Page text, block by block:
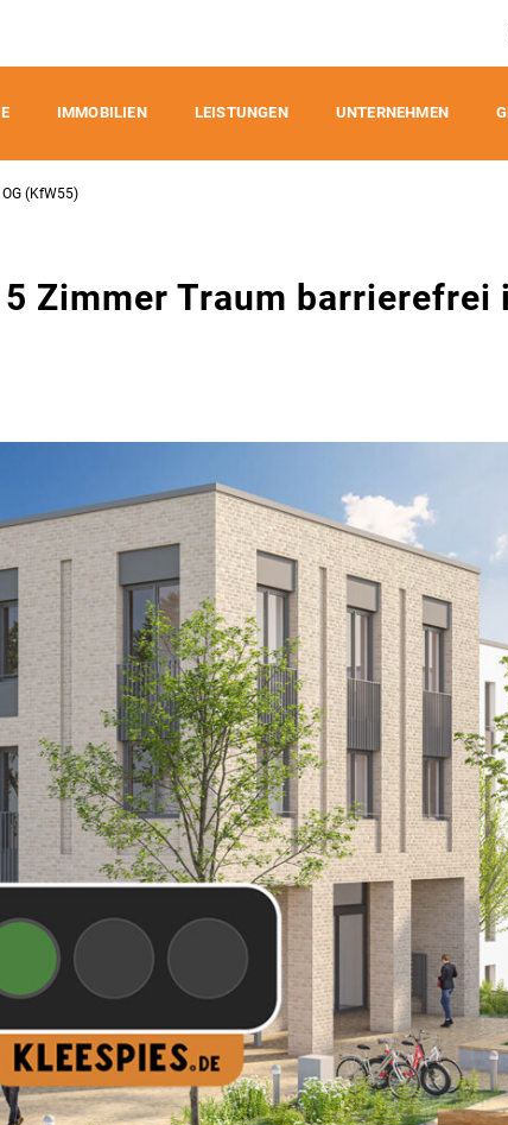
IMMOBILIEN LEISTUNGEN UNTERNEHMEN
(KfW55)
Zimmer Traum barrierefrei